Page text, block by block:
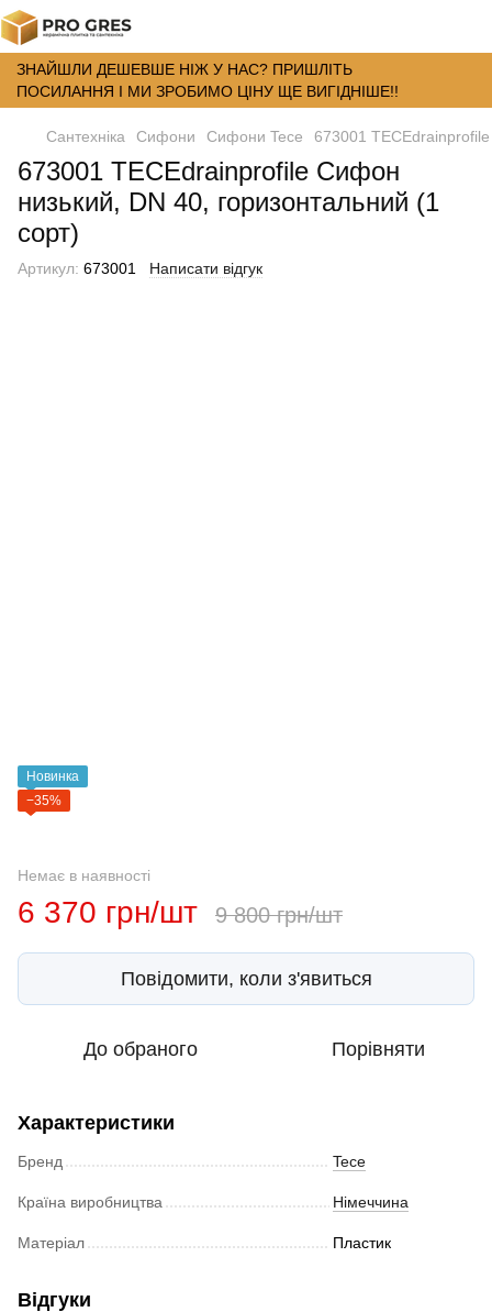
ЗНАЙШЛИ ДЕШЕВШЕ НІЖ У НАС? ПРИШЛІТЬ
ПОСИЛАННЯ І МИ ЗРОБИМО ЦІНУ ЩЕ ВИГІДНІШЕ!!
Сантехніка Сифони Сифони Tece 673001
673001 TECEdrainprofile Сифон
низький, DN 40, горизонтальний (1
сорт)
Артикул: 673001 Написати відгук
Новинка
−35%
Немає в наявності
6 370 грн/шт 9 800 грн/шт
Повідомити, коли з'явиться
До обраного Порівняти
Характеристики
Бренд Tece
Країна виробництва Німеччина
Матеріал Пластик
Відгуки